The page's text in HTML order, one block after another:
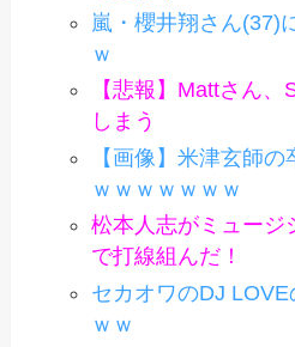
嵐・櫻井翔さん(37)
ｗ
【悲報】Mattさん
しまう
【画像】米津玄師
ｗｗｗｗｗｗｗ
松本人志がミュージ
で打線組んだ！
セカオワのDJ
ｗｗ